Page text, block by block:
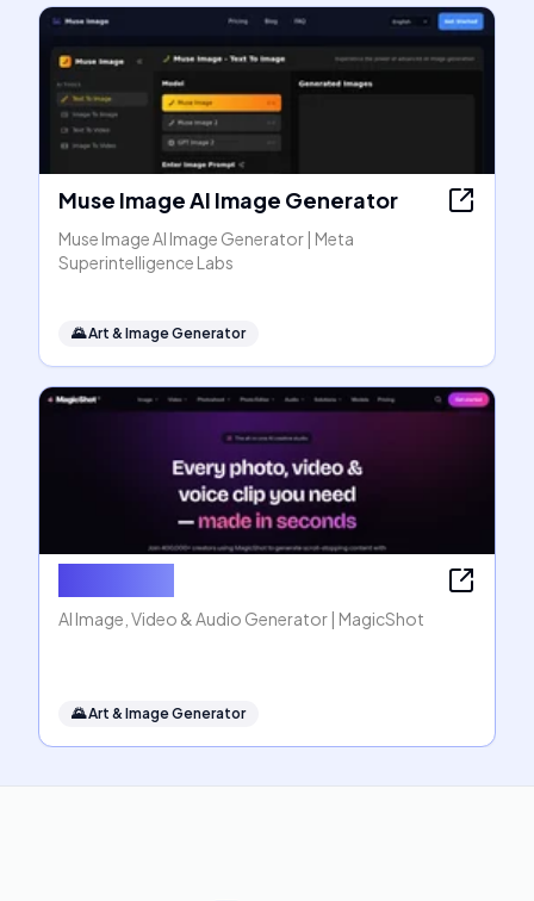
Muse Image AI Image Generator
Muse Image AI Image Generator | Meta
Superintelligence Labs
🌄Art & Image Generator
AI Image, Video & Audio Generator | MagicShot
🌄Art & Image Generator